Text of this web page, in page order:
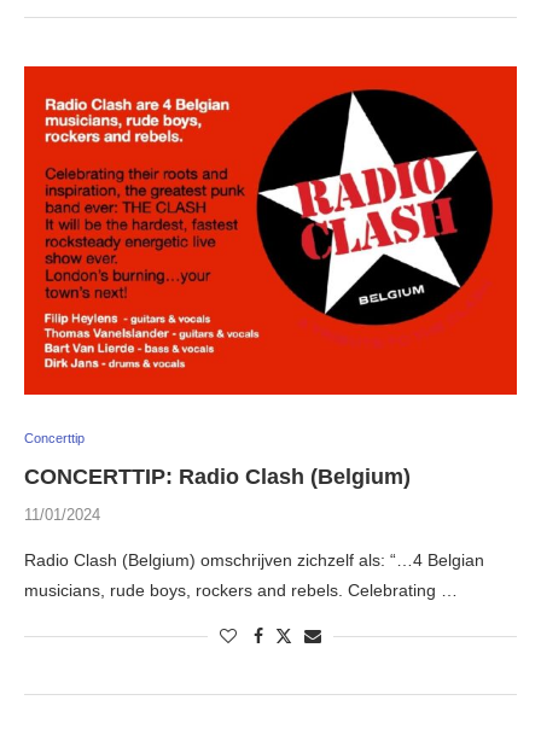
Concerttip
CONCERTTIP: Radio Clash (Belgium)
11/01/2024
Radio Clash (Belgium) omschrijven zichzelf als: “…4 Belgian
musicians, rude boys, rockers and rebels. Celebrating …